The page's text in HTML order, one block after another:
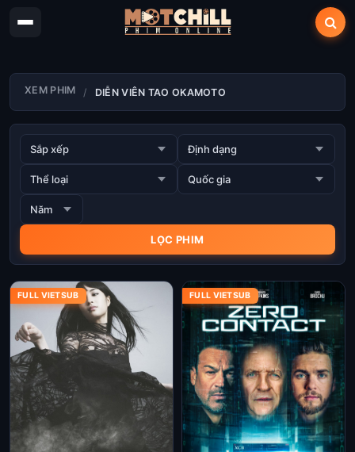
XEM PHIM DIỄN VIÊN TAO OKAMOTO
FULL VIETSUB FULL VIETSUB